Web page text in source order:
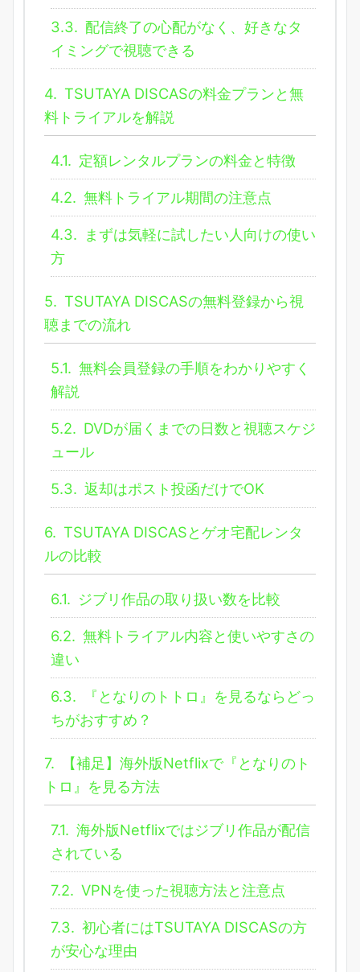
3.3. 配信終了の心配がなく、好きなタ
イミングで視聴できる
4. TSUTAYA DISCASの料金プランと無
料トライアルを解説
4.1. 定額レンタルプランの料金と特徴
4.2. 無料トライアル期間の注意点
4.3. まずは気軽に試したい人向けの使い
方
5. TSUTAYA DISCASの無料登録から視
聴までの流れ
5.1. 無料会員登録の手順をわかりやすく
解説
5.2. DVDが届くまでの日数と視聴スケジ
ュール
5.3. 返却はポスト投函だけでOK
6. TSUTAYA DISCASとゲオ宅配レンタ
ルの比較
6.1. ジブリ作品の取り扱い数を比較
6.2. 無料トライアル内容と使いやすさの
違い
6.3.
『となりのトトロ』を見るならどっ
ちがおすすめ？
7.
【補足】海外版Netflixで『となりのト
トロ』を見る方法
7.1. 海外版Netflixではジブリ作品が配信
されている
7.2. VPNを使った視聴方法と注意点
7.3. 初心者にはTSUTAYA DISCASの方
が安心な理由